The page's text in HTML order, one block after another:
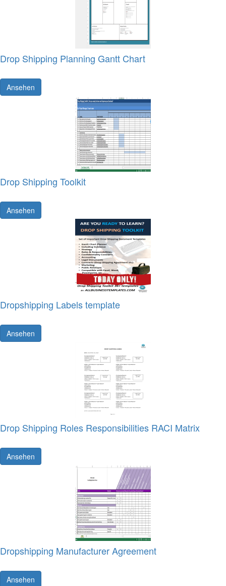
Drop Shipping Planning Gantt Chart
Ansehen
Drop Shipping Toolkit
Ansehen
Dropshipping Labels template
Ansehen
Drop Shipping Roles Responsibilities RACI Matrix
Ansehen
Dropshipping Manufacturer Agreement
Ansehen